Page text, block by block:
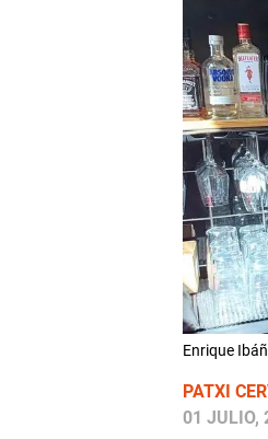
Enrique
PATXI
01 JULIO,